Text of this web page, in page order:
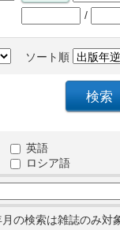
/
ソート順
英語
ロシア語
の検索は雑誌のみ対